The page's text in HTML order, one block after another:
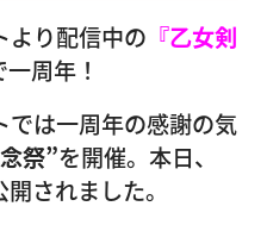
より配信中の 『乙女剣
周年！
では一周年の感謝の気
祭”を開催。本日、
されました。